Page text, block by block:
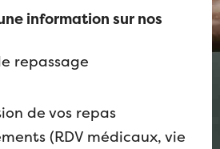
information sur nos
repassage
de vos repas
(RDV médicaux, vie